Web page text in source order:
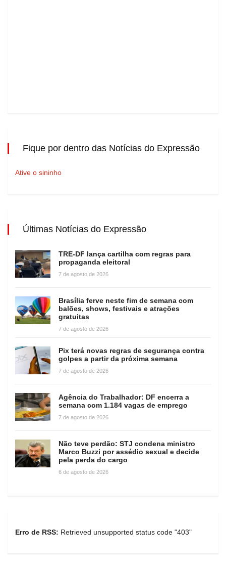
Fique por dentro das Notícias do Expressão
Ative o sininho
Últimas Notícias do Expressão
TRE-DF lança cartilha com regras para
propaganda eleitoral
7 de agosto de 2026
Brasília ferve neste fim de semana com
balões, shows, festivais e atrações
gratuitas
7 de agosto de 2026
Pix terá novas regras de segurança contra
golpes a partir da próxima semana
7 de agosto de 2026
Agência do Trabalhador: DF encerra a
semana com 1.184 vagas de emprego
7 de agosto de 2026
Não teve perdão: STJ condena ministro
Marco Buzzi por assédio sexual e decide
pela perda do cargo
6 de agosto de 2026
Erro de RSS: Retrieved unsupported status code "403"